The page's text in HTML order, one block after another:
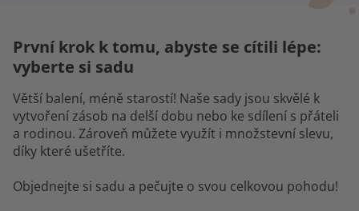
První krok k tomu, abyste se cítili lépe:
vyberte si sadu
Větší balení, méně starostí! Naše sady jsou skvělé k
vytvoření zásob na delší dobu nebo ke sdílení s přáteli
a rodinou. Zároveň můžete využít i množstevní slevu,
díky které ušetříte.
Objednejte si sadu a pečujte o svou celkovou pohodu!